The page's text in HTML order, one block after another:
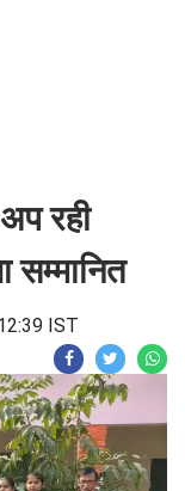
रही
सम्मानित
IST